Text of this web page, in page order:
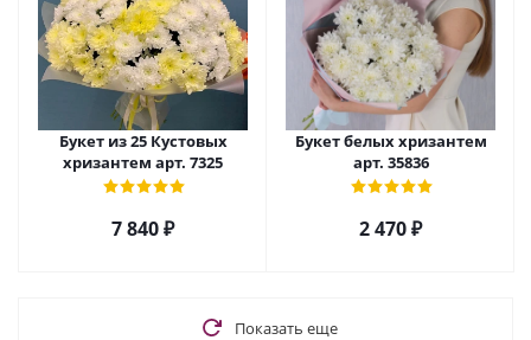
Букет из 25 Кустовых
хризантем арт. 7325
7 840₽
Букет белых хризантем
арт. 35836
2 470₽
Показать еще